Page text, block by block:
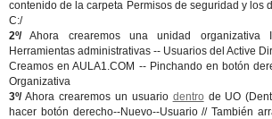
contenido de la carpeta Permisos de seguridad y los
C:/
2º/Ahora crearemos una unidad organizativa
Herramientas administrativas -- Usuarios del Active
Creamos en AULA1.COM -- Pinchando en botón
Organizativa
3º/Ahora crearemos un usuario dentro de UO
hacer botón derecho--Nuevo--Usuario // También